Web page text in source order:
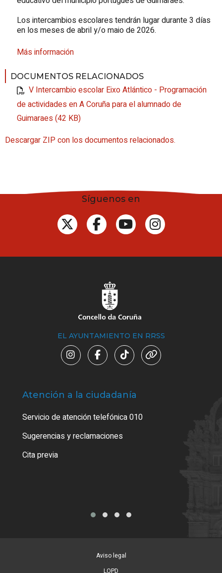
Los intercambios escolares tendrán lugar durante 3 días
en los meses de abril y/o maio de 2026.
Más información
DOCUMENTOS RELACIONADOS
V Intercambio escolar Eixo Atlántico - Programación
de actividades en A Coruña para el alumnado de
Guimaraes (42 KB)
Descargar ZIP con los documentos relacionados.
Síguenos en
EL AYUNTAMIENTO EN RRSS
Atención a la ciudadanía
Servicio de atención telefónica 010
Sugerencias y reclamaciones
Cita previa
Aviso legal
LOPD